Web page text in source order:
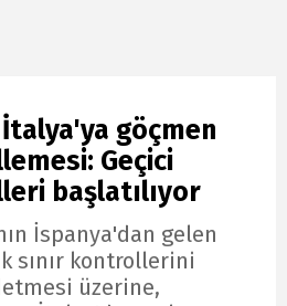
göçmen
Geçici
başlatılıyor
İspanya'dan gelen
sınır kontrollerini
üzerine,